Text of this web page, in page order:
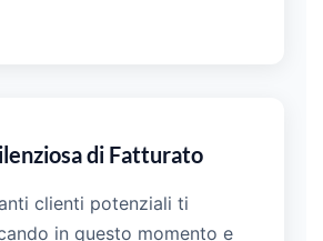
di Fatturato
clienti potenziali ti
in questo momento e